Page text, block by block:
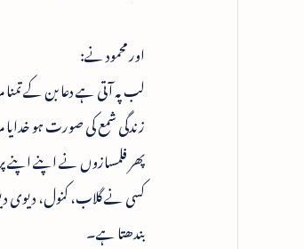
اور محمود نے:
لب پہ آتی ہے دعا بن کے
زندگی شمع کی صورت ہو
پھر فلمسازوں نے اپنے
کسی نے گلاب، کنول، دیوی
بندھتا ہے۔